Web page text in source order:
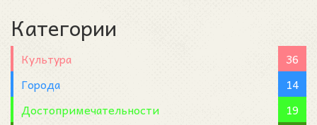
Категории
Культура
36
Города
14
Достопримечательности
19